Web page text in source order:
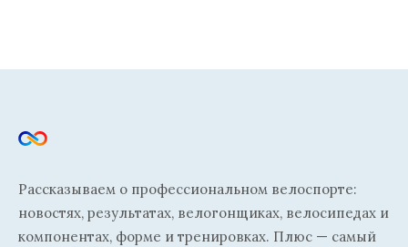
Рассказываем о профессиональном велоспорте:
новостях, результатах, велогонщиках, велосипедах и
компонентах, форме и тренировках. Плюс — самый